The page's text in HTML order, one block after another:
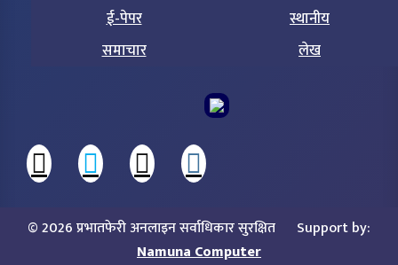
ई-पेपर
स्थानीय
समाचार
लेख
© 2026 प्रभातफेरी अनलाइन सर्वाधिकार सुरक्षित
Support by:
Namuna Computer